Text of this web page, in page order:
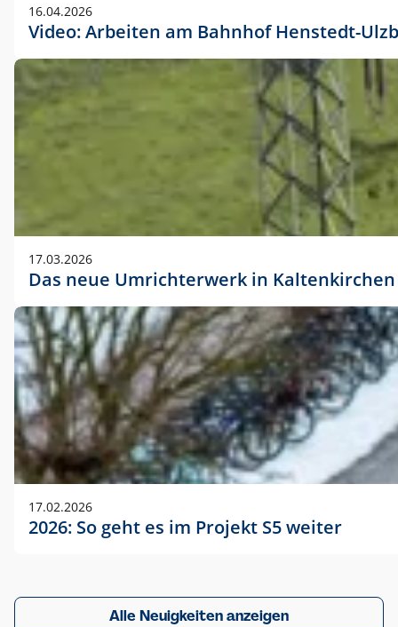
16.04.2026
Video: Arbeiten am Bahnhof Henstedt-
17.03.2026
Das neue Umrichterwerk in Kaltenkirchen
17.02.2026
2026: So geht es im Projekt S5 weiter
Alle Neuigkeiten anzeigen